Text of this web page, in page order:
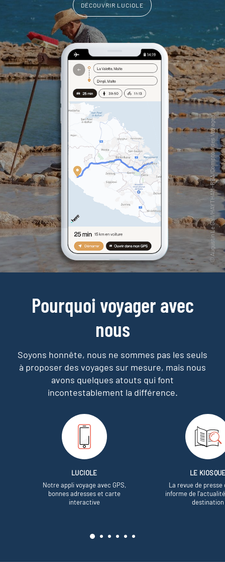
DÉCOUVRIR LUCIOLE
Pourquoi voyager avec
nous
Soyons honnête, nous ne sommes pas les seuls
à proposer des voyages sur mesure, mais nous
avons quelques atouts qui font
incontestablement la différence.
LUCIOLE
Notre appli voyage avec GPS,
bonnes adresses et carte
interactive
LE
La revue de presse
informe de
destination